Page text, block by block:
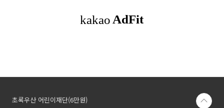
각하시면 됩니다. 내 증상이 심근염, 심낭염인가?
심근염/심낭염의 증상으로 가슴통증이나 호흡곤
초록우산 어린이재단(6만원)